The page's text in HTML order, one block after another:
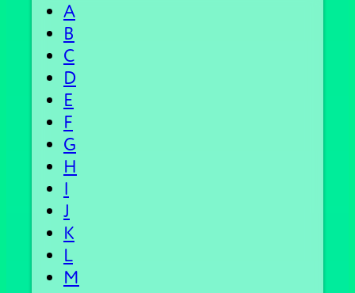
A
B
C
D
E
F
G
H
I
J
K
L
M